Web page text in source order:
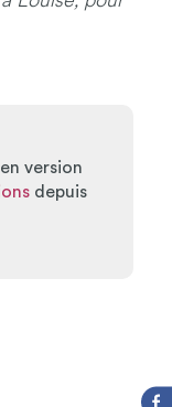
version
depuis